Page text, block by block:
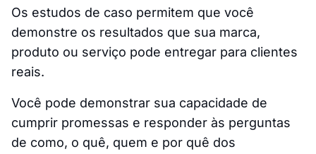
Os estudos de caso permitem que você
demonstre os resultados que sua marca,
produto ou serviço pode entregar para clientes
reais.
Você pode demonstrar sua capacidade de
cumprir promessas e responder às perguntas
de como, o quê, quem e por quê dos